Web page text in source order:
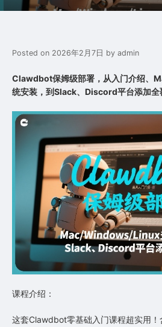
Posted on 2026年2月7日 by admin
Clawdbot保姆级部署，从入门介绍
统安装，到Slack、Discord平台添加全
课程介绍：
这套Clawdbot零基础入门课程超实用！